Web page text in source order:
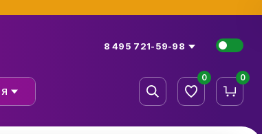
8 495 721-59-98
0 0